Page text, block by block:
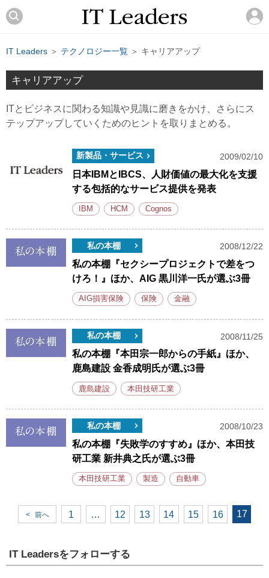
IT Leaders ＞ テクノロジー一覧 ＞ キャリアアップ
キャリアアップ
ITとビジネスに関わる知識や見識に磨きをかけ、さらにス
テップアップしていくためのヒントを取りまとめる。
新製品・サービス 2009/02/10
日本IBMとIBCS、人財価値の最大化を支援
する包括的なサービス提供を発表
IBM HCM Cognos
私の本棚 2008/12/22
私の本棚『セクシープロジェクトで差をつ
けろ！』ほか、AIG 黒川洋一氏が選ぶ3冊
AIG損害保険 保険 金融
私の本棚 2008/11/25
私の本棚『本田宗一郎からの手紙』ほか、
鹿島建設 金香成明氏が選ぶ3冊
鹿島建設 本田技研工業
私の本棚 2008/10/23
私の本棚『失敗学のすすめ』ほか、本田技
研工業 新井典之氏が選ぶ3冊
本田技研工業 製造 自動車
< 前へ 1 … 12 13 14 15 16 17
IT Leadersをフォローする